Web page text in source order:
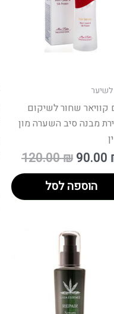
לשיער
קוויאר שחור לשיקום
מבנה סיב השערה מון
120.00₪90.00
הוספה לסל